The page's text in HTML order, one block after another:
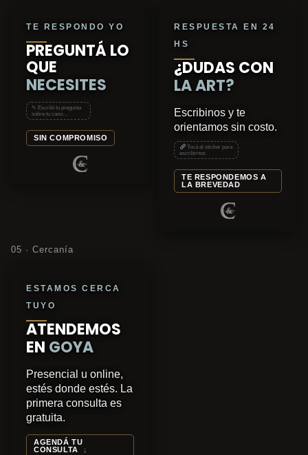
TE RESPONDO YO
PREGUNTÁ LO
QUE
NECESITES
✎ Escribí tu pregunta
sobre tu caso…
SIN COMPROMISO
RESPUESTA EN 24
HS
¿DUDAS CON
LA ART?
Escribinos y te
orientamos sin costo.
Tocá el sticker para
escribirnos
TE RESPONDEMOS A
LA BREVEDAD
05 · Cercanía
ESTAMOS CERCA
TUYO
ATENDEMOS
EN GOYA
Presencial u online,
estés donde estés. La
primera consulta es
gratuita.
AGENDÁ TU
CONSULTA
↓